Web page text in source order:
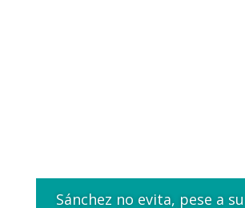
Sánchez no evita, pese a